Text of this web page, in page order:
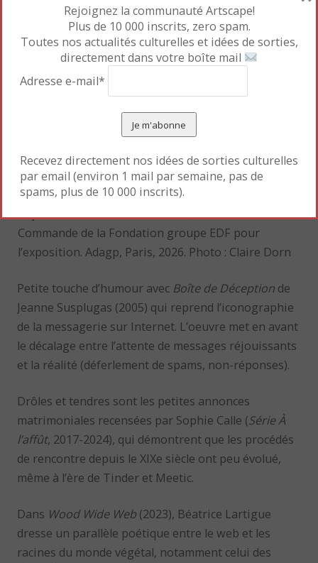
Sophie Calle,Avec ou sans tâche,1905-1914.
Commande de la Fondation groupe EDF pour
l’exposition. Adagp, Paris, 2026. Photo : Claire Dorn
Petite touche d’humour avec Boîte de Déception de
Jeanne Susplugas (2005) qui reprend l’iconographie
de la messagerie sur Internet. L’oeuvre met en avant
le décalage entre l’attente de messages réjouissants
et la réalité (déferlement de spams, non-réponses).
Drôles et tendres sont les petites annonces
matrimoniales recensées par Sophie Calle (Série À
l’affût, 2017-2024), qui démontrent que les procédés
de rencontre depuis le XIXe siècle ont peu évolué,
même à l’ère de Tinder et Meetic.
Dans Wood Wide Web (2023), Béatrice Lartigue
dresse un parallèle poétique entre le web et les
racines du monde végétal, notamment celui des
Rejoignez la communauté Artscape!
Plus de 10 000 inscrits, zero spam.
Toutes nos actualités culturelles et idées de sorties,
directement dans votre boîte mail
Adresse e-mail*
Recevez directement nos idées de sorties culturelles
par email (environ 1 mail par semaine, pas de
spams, plus de 10 000 inscrits).